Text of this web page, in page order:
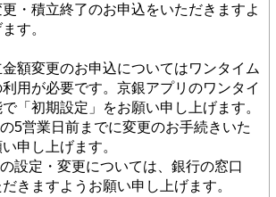
・積立終了のお申込をいただきますよ
す。
額変更のお申込についてはワンタイム
用が必要です。京銀アプリのワンタイ
「初期設定」をお願い申し上げます。
5営業日前までに変更のお手続きいた
申し上げます。
設定・変更については、銀行の窓口
きますようお願い申し上げます。